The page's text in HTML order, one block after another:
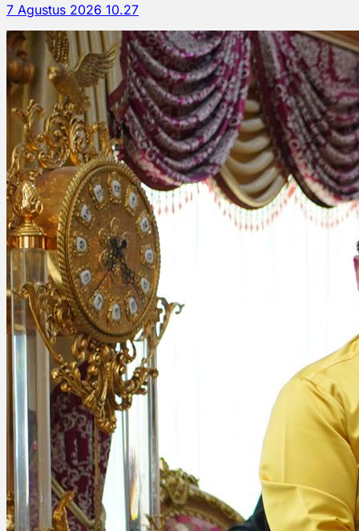
7 Agustus 2026 10.27